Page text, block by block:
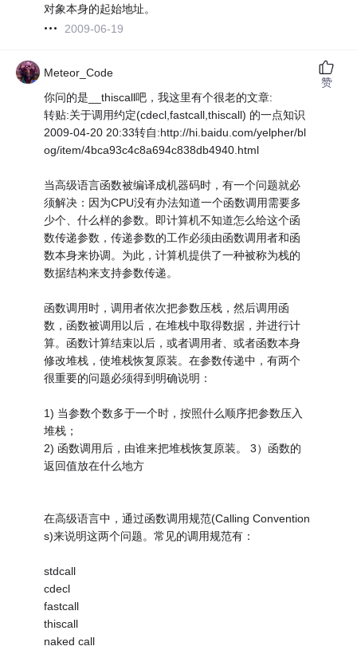
对象本身的起始地址。
2009-06-19
Meteor_Code
你问的是__thiscall吧，我这里有个很老的文章:
转贴:关于调用约定(cdecl,fastcall,thiscall) 的一点知识
2009-04-20 20:33转自:http://hi.baidu.com/yelpher/bl
og/item/4bca93c4c8a694c838db4940.html
当高级语言函数被编译成机器码时，有一个问题就必
须解决：因为CPU没有办法知道一个函数调用需要多
少个、什么样的参数。即计算机不知道怎么给这个函
数传递参数，传递参数的工作必须由函数调用者和函
数本身来协调。为此，计算机提供了一种被称为栈的
数据结构来支持参数传递。
函数调用时，调用者依次把参数压栈，然后调用函
数，函数被调用以后，在堆栈中取得数据，并进行计
算。函数计算结束以后，或者调用者、或者函数本身
修改堆栈，使堆栈恢复原装。在参数传递中，有两个
很重要的问题必须得到明确说明：
1) 当参数个数多于一个时，按照什么顺序把参数压入
堆栈；
2) 函数调用后，由谁来把堆栈恢复原装。 3）函数的
返回值放在什么地方
在高级语言中，通过函数调用规范(Calling Convention
s)来说明这两个问题。常见的调用规范有：
stdcall
cdecl
fastcall
thiscall
naked call
赞